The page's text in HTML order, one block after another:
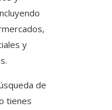
y
de
tienes